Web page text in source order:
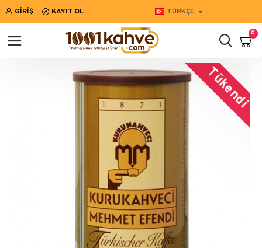
GIRIŞ KAYIT OL TÜRKÇE
0
Tükendi